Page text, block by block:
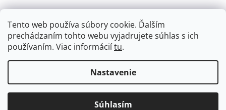
Tento web používa súbory cookie. Ďalším
prechádzaním tohto webu vyjadrujete súhlas s ich
používaním. Viac informáciítu.
Nastavenie
Súhlasím
Copyright 2026LYŽÁRNA-BRUSLÁRNA. Všetky práva
vyhradené.